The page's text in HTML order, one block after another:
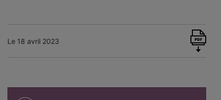
Le 18 avril 2023